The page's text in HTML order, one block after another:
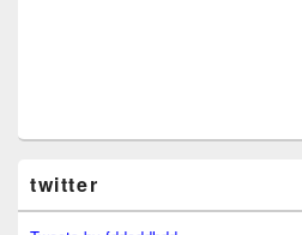
twitter